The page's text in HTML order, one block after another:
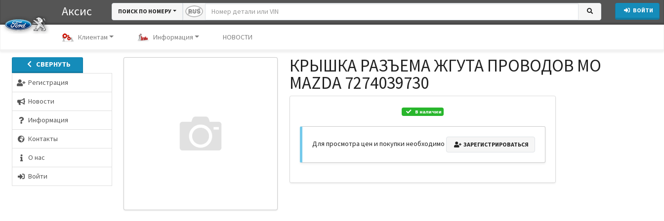
Аксис ПОИСК ПО НОМЕРУ ВОЙТИ
Клиентам Информация НОВОСТИ
СВЕРНУТЬ
Регистрация
Новости
Информация
Контакты
О нас
Войти
КРЫШКА РАЗЪЕМА ЖГУТА ПРОВОДОВ МО
MAZDA 7274039730
В наличии
Для просмотра цен и покупки необходимо ЗАРЕГИСТРИРОВАТЬСЯ